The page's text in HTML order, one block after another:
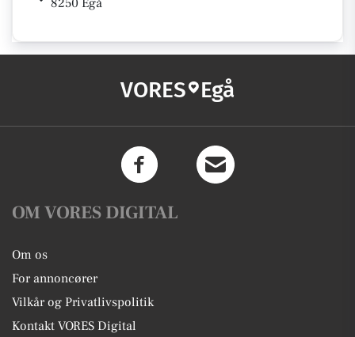
8250 Egå
VORES Egå
OM VORES DIGITAL
Om os
For annoncører
Vilkår og Privatlivspolitik
Kontakt VORES Digital